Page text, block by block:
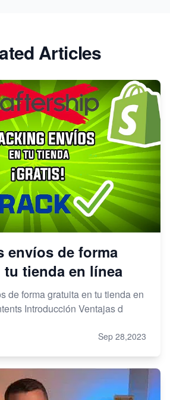
Articles
envíos de forma
tienda en línea
de forma gratuita en tu tienda en
Introducción Ventajas d
Sep 28,2023